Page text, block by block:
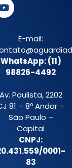
E-mail:
WhatsApp: (11)
98826-4492
Av. Paulista, 2202
81 – 8º Andar –
São Paulo –
Capital
CNPJ:
0001-
83